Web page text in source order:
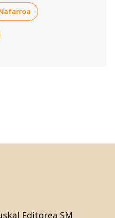
Editorea SM